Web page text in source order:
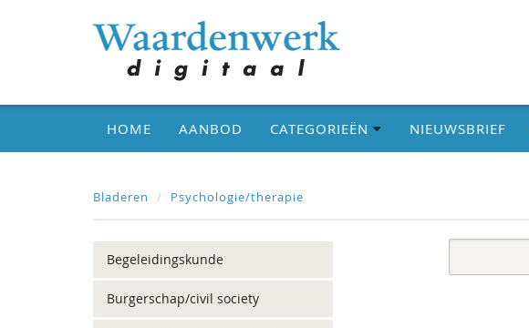
HOME AANBOD CATEGORIEËN NIEUWSBRIEF
Bladeren Psychologie/therapie
Begeleidingskunde
Burgerschap/civil society